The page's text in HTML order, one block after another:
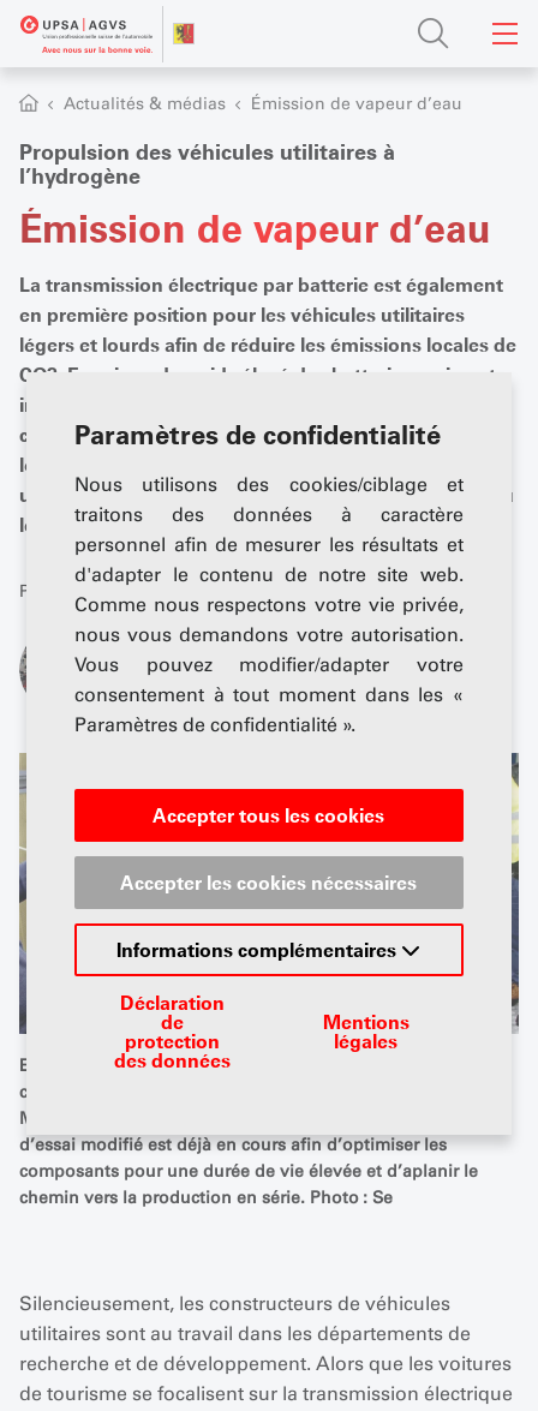
Paramètres de confidentialité
Nous utilisons des cookies/ciblage et
traitons des données à caractère
personnel afin de mesurer les résultats et
d'adapter le contenu de notre site web.
Comme nous respectons votre vie privée,
nous vous demandons votre autorisation.
Vous pouvez modifier/adapter votre
consentement à tout moment dans les «
Paramètres de confidentialité ».
Accepter tous les cookies
Accepter les cookies nécessaires
Informations complémentaires
Déclaration
de
protection
des données
Mentions
légales
Actualités & médias Émission de vapeur d’eau
Propulsion des véhicules utilitaires à
l’hydrogène
Émission de vapeur d’eau
La transmission électrique par batterie est également
en première position pour les véhicules utilitaires
légers et lourds afin de réduire les émissions locales de
CO2. En raison du poids élevé des batteries, qui sont ­
installées au détriment de la charge utile, et de leur
coût élevé, la question d’une alternative à moyen et
long terme se pose. L’hydrogène pourrait constituer
une alternative valable dans les piles à combustible ou
les moteurs à ­combustion.
Publié: 18 novembre 2025
Andreas Senger
En Suisse aussi, on travaille assidûment sur le moteur à
combustion à hydrogène. Chez Fiat Powertrain
Motorenforschung (FPT AG) à Arbon (TG), un véhicule
d’essai modifié est déjà en cours afin d’optimiser les
composants pour une durée de vie élevée et d’aplanir le
chemin vers la production en série. Photo : Se
Silencieusement, les constructeurs de véhicules
utilitaires sont au travail dans les départements de
recherche et de développement. Alors que les voitures
de tourisme se focalisent sur la transmission électrique